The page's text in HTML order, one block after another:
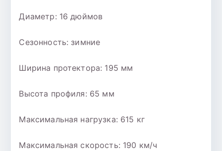
Диаметр: 16 дюймов
Сезонность: зимние
Ширина протектора: 195 мм
Высота профиля: 65 мм
Максимальная нагрузка: 615 кг
Максимальная скорость: 190 км/ч